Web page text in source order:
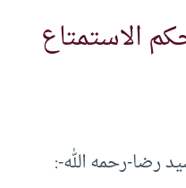
الاستمتاع
رضا-رحمه الله-: